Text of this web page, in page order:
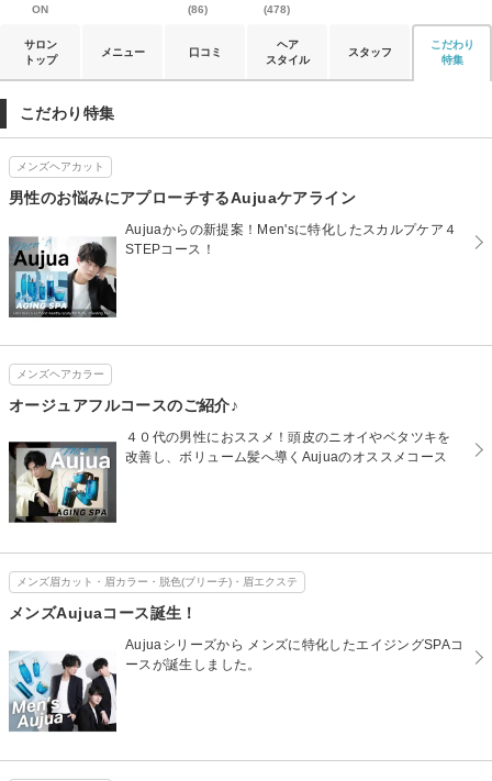
ON
(86)
(478)
サロン
トップ
メニュー 口コミ
ヘア
スタイル
スタッフ
こだわり
特集
こだわり特集
メンズヘアカット
男性のお悩みにアプローチするAujuaケアライン
Aujuaからの新提案！Men'sに特化したスカルプケア４
STEPコース！
メンズヘアカラー
オージュアフルコースのご紹介♪
４０代の男性におススメ！頭皮のニオイやベタツキを
改善し、ボリューム髪へ導くAujuaのオススメコース
メンズ眉カット・眉カラー・脱色(ブリーチ)・眉エクステ
メンズAujuaコース誕生！
Aujuaシリーズから メンズに特化したエイジングSPAコ
ースが誕生しました。